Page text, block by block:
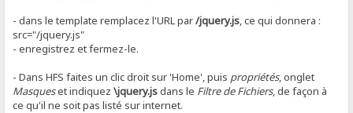
- dans le template remplacez l'URL par/jquery.js, ce qui donnera :
src="/jquery.js"
- enregistrez et fermez-le.
- Dans HFS faites un clic droit sur 'Home', puis propriétés, onglet
Masqueset indiquez\jquery.jsdans le Filtre de Fichiers, de façon à
ce qu'il ne soit pas listé sur internet.